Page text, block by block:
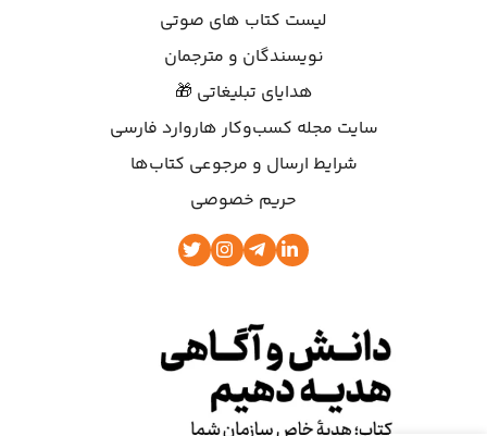
لیست کتاب های صوتی
نویسندگان و مترجمان
هدایای تبلیغاتی 🎁
سایت مجله کسب‌وکار هاروارد فارسی
شرایط ارسال و مرجوعی کتاب‌ها
حریم خصوصی